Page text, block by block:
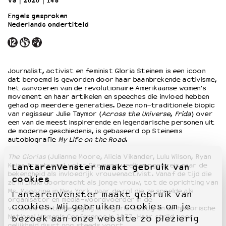
LantarenVenster maakt gebruik van
cookies
LantarenVenster maakt gebruik van
cookies. Wij gebruiken cookies om je
bezoek aan onze website zo plezierig
OVER LANTARENVENSTER
Wat we doen
Word vriend
Historie
Partners
Huisregels
Privacyverklaring
Integriteits- en gedragscode
Culturele boycot Israël
Ruimte voor artistieke vrijheid – VNPF
Engels gesproken
Nederlands ondertiteld
Journalist, activist en feminist Gloria Steinem is een icoon
dat beroemd is geworden door haar baanbrekende activisme,
het aanvoeren van de revolutionaire Amerikaanse women’s
movement en haar artikelen en speeches die invloed hebben
gehad op meerdere generaties. Deze non-traditionele biopic
van regisseur Julie Taymor (Across the Universe, Frida) over
een van de meest inspirerende en legendarische personen uit
de moderne geschiedenis, is gebaseerd op Steinems
autobiografie My Life on the Road.
The Glorias(Julianne Moore, Alicia Vikander, Lulu Wilson, Ryan
Keira Armstrong) volgt Steinems veelbewogen reis naar de
bekendheid als invloedrijk vrouwenactivist. Vanaf de tijd die
ze in India doorbracht als jonge vrouw, tot de oprichting van
Ms. Magazine in New York, naar de rol die ze speelde als
organisator en media-woordvoerder in de
vrouwenrechtenbeweging in de jaren zestig en de historische
National Women’s Conference in 1977. Haar strijd voor